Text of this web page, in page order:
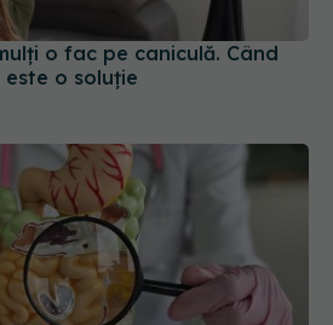
o fac pe caniculă. Când
o soluție